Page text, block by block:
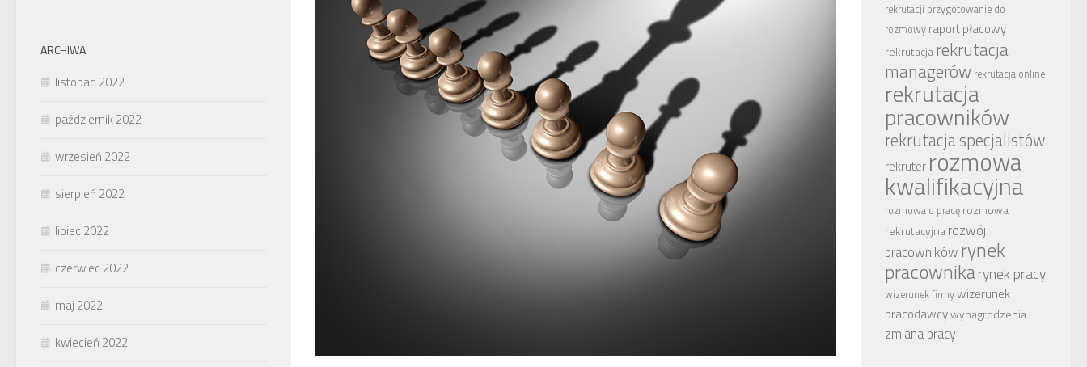
ARCHIWA
listopad 2022
październik 2022
wrzesień 2022
sierpień 2022
lipiec 2022
czerwiec 2022
maj 2022
kwiecień 2022
rekrutacji przygotowanie do
rozmowy raport płacowy
rekrutacjarekrutacja
managerów rekrutacja online
rekrutacja
pracowników
rekrutacja specjalistów
rekruter rozmowa
kwalifikacyjna
rozmowa o pracę rozmowa
rekrutacyjnarozwój
pracowników rynek
pracownikarynek pracy
wizerunek firmywizerunek
pracodawcywynagrodzenia
zmiana pracy